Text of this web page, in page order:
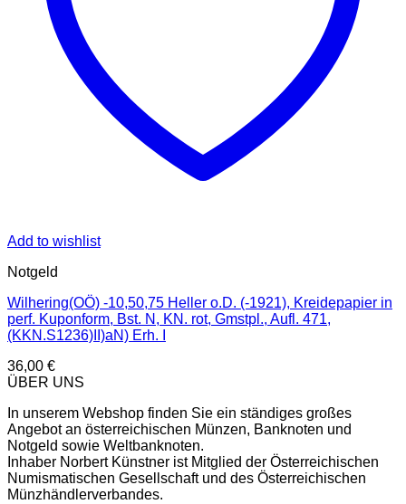
Add to wishlist
Notgeld
Wilhering(OÖ) -10,50,75 Heller o.D. (-1921), Kreidepapier in
perf. Kuponform, Bst. N, KN. rot, Gmstpl., Aufl. 471,
(KKN.S1236)II)aN) Erh. I
36,00 €
ÜBER UNS
In unserem Webshop finden Sie ein ständiges großes
Angebot an österreichischen Münzen, Banknoten und
Notgeld sowie Weltbanknoten.
Inhaber Norbert Künstner ist Mitglied der Österreichischen
Numismatischen Gesellschaft und des Österreichischen
Münzhändlerverbandes.